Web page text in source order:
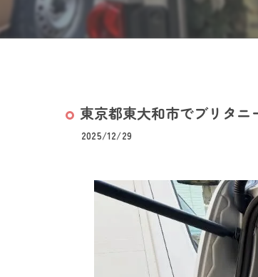
東京都東大和市でブリタ
2025/12/29